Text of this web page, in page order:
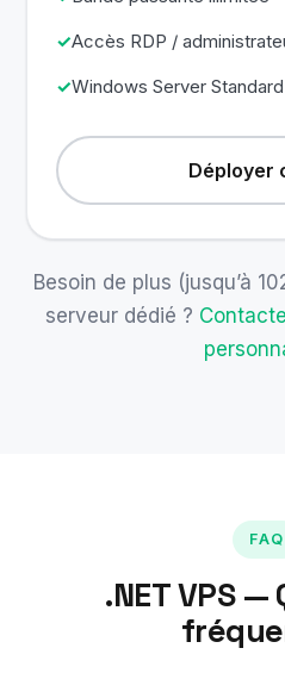
Accès RDP /
Windows Server
Déployer
Besoin de plus (jusqu’à
serveur dédié ?
FAQ
.NET VPS